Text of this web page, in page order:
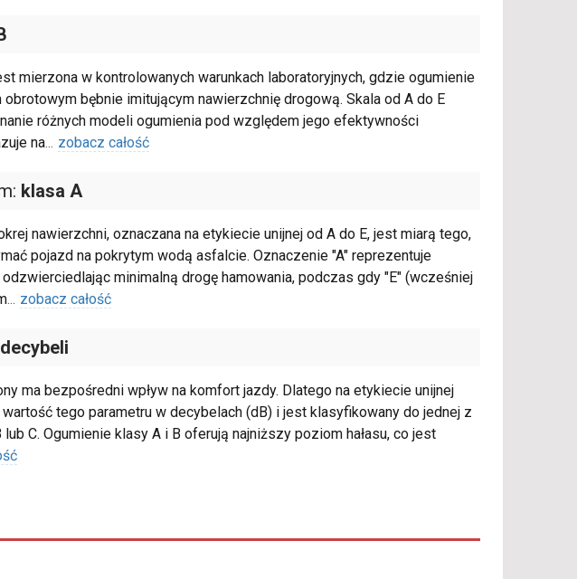
mierzona w kontrolowanych warunkach laboratoryjnych, gdzie ogumienie
bębnie imitującym nawierzchnię drogową. Skala od A do E
różnych modeli ogumienia pod względem jego efektywności
na... zobacz całość
klasa A
nawierzchni, oznaczana na etykiecie unijnej od A do E, jest miarą tego,
pojazd na pokrytym wodą asfalcie. Oznaczenie "A" reprezentuje
minimalną drogę hamowania, podczas gdy "E" (wcześniej
... zobacz całość
ma bezpośredni wpływ na komfort jazdy. Dlatego na etykiecie unijnej
tego parametru w decybelach (dB) i jest klasyfikowany do jednej z
C. Ogumienie klasy A i B oferują najniższy poziom hałasu, co jest